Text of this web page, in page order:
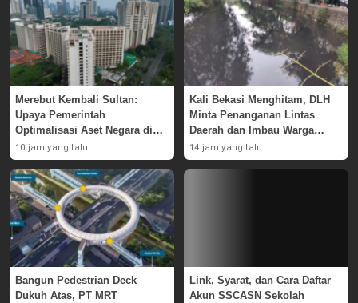
Merebut Kembali Sultan:
Upaya Pemerintah
Optimalisasi Aset Negara di
GBK
10 jam yang lalu
Kali Bekasi Menghitam, DLH
Minta Penanganan Lintas
Daerah dan Imbau Warga
Waspada
14 jam yang lalu
Bangun Pedestrian Deck
Dukuh Atas, PT MRT
Link, Syarat, dan Cara Daftar
Akun SSCASN Sekolah